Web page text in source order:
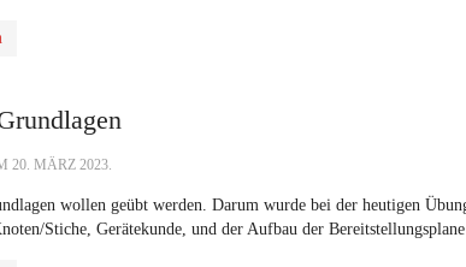
20. MÄRZ 2023.
wollen geübt werden. Darum wurde bei der heutigen
Stiche, Gerätekunde, und der Aufbau der